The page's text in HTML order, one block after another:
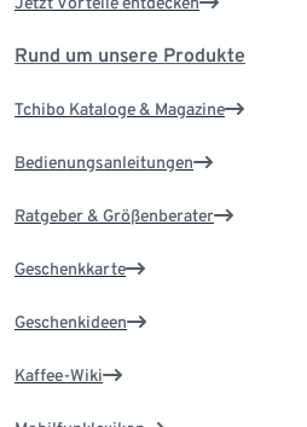
Rund um unsere Produkte
Tchibo Kataloge & Magazine
Bedienungsanleitungen
Ratgeber & Größenberater
Geschenkkarte
Geschenkideen
Kaffee-Wiki